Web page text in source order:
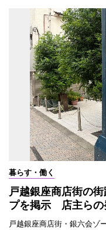
暮らす・働く
戸越銀座商店街の
プを掲示 店主らの
戸越銀座商店街・銀六会ゾ